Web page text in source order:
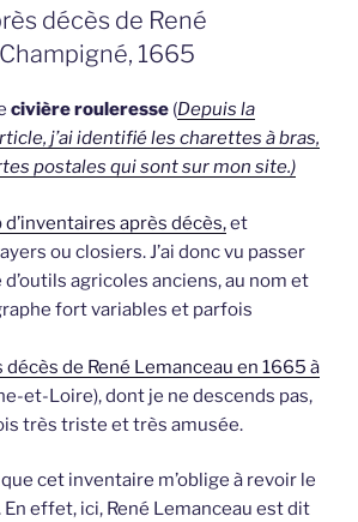
décès de René
1665
civière rouleresse (Depuis la
j’ai identifié les charettes à bras,
postales qui sont sur mon site.)
d’inventaires après décès,et
ou closiers. J’ai donc vu passer
agricoles anciens, au nom et
fort variables et parfois
décès de René Lemanceau en 1665 à
et-Loire), dont je ne descends pas,
très triste et très amusée.
cet inventaire m’oblige à revoir le
effet, ici, René Lemanceau est dit